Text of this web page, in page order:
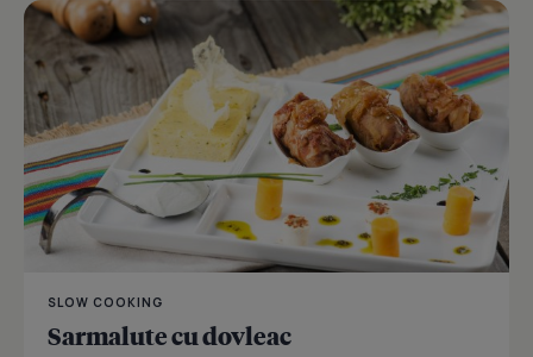
SLOW COOKING
Sarmalute cu dovleac